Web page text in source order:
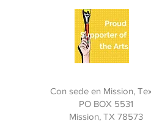
Con sede en Mission,
PO BOX 5531
Mission, TX 78573